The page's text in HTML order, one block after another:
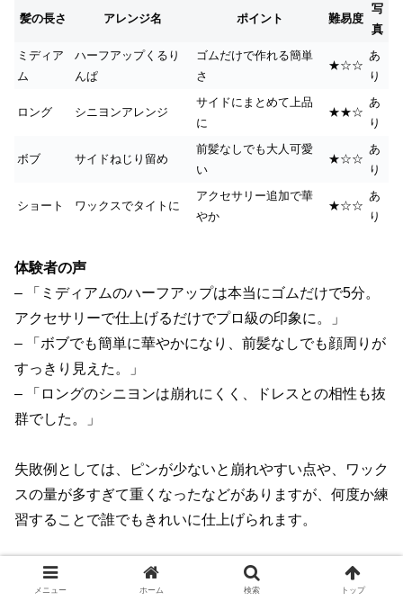
髪の長さ アレンジ名 ポイント 難易度
写
真
ミディア
ム
ハーフアップくるり
んぱ
ゴムだけで作れる簡単
さ
★☆☆
あ
り
ロング シニヨンアレンジ
サイドにまとめて上品
に
★★☆
あ
り
ボブ サイドねじり留め
前髪なしでも大人可愛
い
★☆☆
あ
り
ショート ワックスでタイトに
アクセサリー追加で華
やか
★☆☆
あ
り
体験者の声
– 「ミディアムのハーフアップは本当にゴムだけで5分。
アクセサリーで仕上げるだけでプロ級の印象に。」
– 「ボブでも簡単に華やかになり、前髪なしでも顔周りが
すっきり見えた。」
– 「ロングのシニヨンは崩れにくく、ドレスとの相性も抜
群でした。」
失敗例としては、ピンが少ないと崩れやすい点や、ワック
スの量が多すぎて重くなったなどがありますが、何度か練
習することで誰でもきれいに仕上げられます。
プロが教えるワンポイントアドバイス
メニュー ホーム 検索 トップ